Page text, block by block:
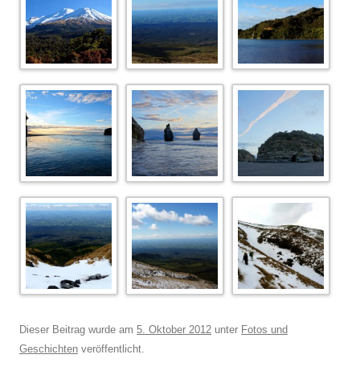
Dieser Beitrag wurde am 5. Oktober 2012 unter Fotos und
Geschichten veröffentlicht.